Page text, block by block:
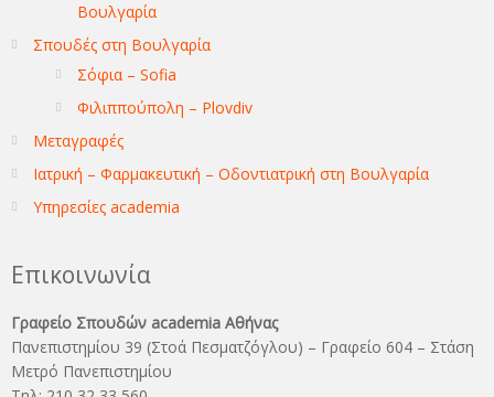
Βουλγαρία
Σπουδές στη Βουλγαρία
Σόφια – Sofia
Φιλιππούπολη – Plovdiv
Μεταγραφές
Ιατρική – Φαρμακευτική – Οδοντιατρική στη Βουλγαρία
Υπηρεσίες academia
Επικοινωνία
Γραφείο Σπουδών academia Αθήνας
Πανεπιστημίου 39 (Στοά Πεσματζόγλου) – Γραφείο 604 – Στάση
Μετρό Πανεπιστημίου